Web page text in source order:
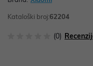
Kataloški broj:62204
(0)